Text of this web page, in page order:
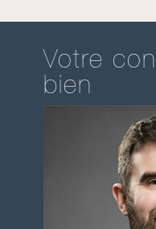
Votre
bien